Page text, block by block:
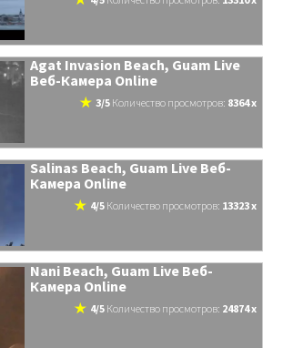
Agat Invasion Beach, Guam Live
Веб-Камера Online
3/5 количество просмотров: 8364 x
Salinas Beach, Guam Live Веб-
Камера Online
4/5 количество просмотров: 13323 x
Nani Beach, Guam Live Веб-
Камера Online
4/5 количество просмотров: 24874 x